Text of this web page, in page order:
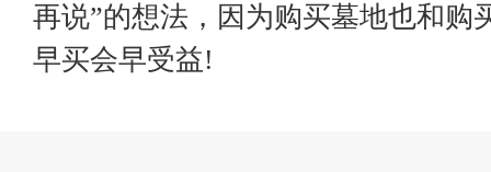
再说”的想法，因为购买墓地也和购
早买会早受益!